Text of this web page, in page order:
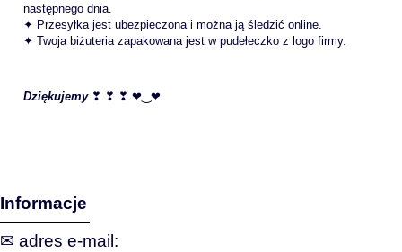
następnego dnia.
✦ Przesyłka jest ubezpieczona i można ją śledzić online.
✦ Twoja biżuteria zapakowana jest w pudełeczko z logo firmy.
Dziękujemy❣ ❣ ❣ ❤‿❤
Informacje
✉ adres e‑mail: